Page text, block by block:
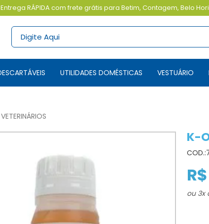
Entrega RÁPIDA com frete grátis para Betim, Contagem, Belo
DESCARTÁVEIS UTILIDADES DOMÉSTICAS VESTUÁRIO
VETERINÁRIOS
K-
COD.:
ou 3x